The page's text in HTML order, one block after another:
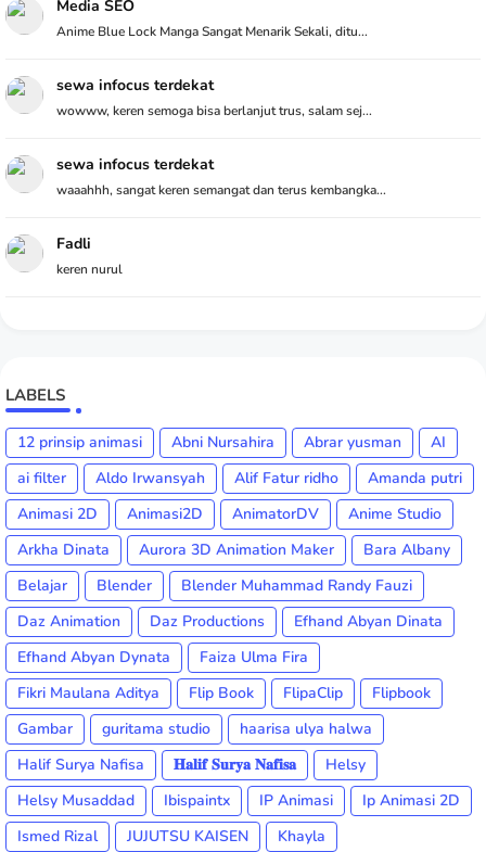
Media SEO
Anime Blue Lock Manga Sangat Menarik Sekali, ditu...
sewa infocus terdekat
wowww, keren semoga bisa berlanjut trus, salam sej...
sewa infocus terdekat
waaahhh, sangat keren semangat dan terus kembangka...
Fadli
keren nurul
LABELS
12 prinsip animasi Abni Nursahira Abrar yusman
AI
ai filter
Aldo Irwansyah Alif Fatur ridho
Amanda putri
Animasi 2D
Animasi2D AnimatorDV
Anime Studio
Arkha Dinata
Aurora 3D Animation Maker
Bara Albany
Belajar
Blender
Blender Muhammad Randy Fauzi
Daz Animation
Daz Productions
Efhand Abyan Dinata
Efhand Abyan Dynata
Faiza Ulma Fira
Fikri Maulana Aditya
Flip Book FlipaClip
Flipbook
Gambar
guritama studio
haarisa ulya halwa
Halif Surya Nafisa
𝐇𝐚𝐥𝐢𝐟 𝐒𝐮𝐫𝐲𝐚 𝐍𝐚𝐟𝐢𝐬𝐚
Helsy
Helsy Musaddad
Ibispaintx IP Animasi
Ip Animasi 2D
Ismed Rizal
JUJUTSU KAISEN
Khayla